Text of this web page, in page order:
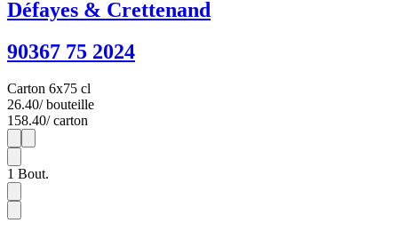
Défayes & Crettenand
90367 75 2024
Carton 6x75 cl
26.40/ bouteille
158.40/ carton
1
1 Bout.